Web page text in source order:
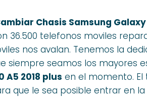
Chasis Samsung Galaxy
36.500 telefonos moviles
nos avalan. Tenemos la
siempre seamos los mayores
A5 2018 plus en el momento.
que le sea posible entrar en